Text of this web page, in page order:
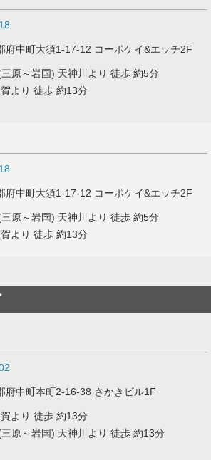
府中町大須1-17-12 コーポケイ&エッチ2F
原～岩国) 天神川より 徒歩 約5分
より 徒歩 約13分
府中町大須1-17-12 コーポケイ&エッチ2F
原～岩国) 天神川より 徒歩 約5分
より 徒歩 約13分
府中町本町2-16-38 さかきビル1F
より 徒歩 約13分
原～岩国) 天神川より 徒歩 約13分